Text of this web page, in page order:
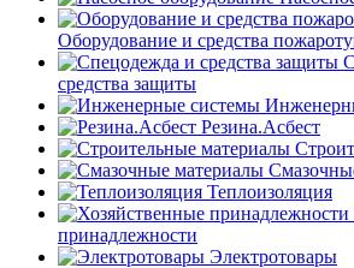
Оборудование и средства
средства защиты
Резина.Асбест
Теплоизоляция
принадлежности
Электротовары